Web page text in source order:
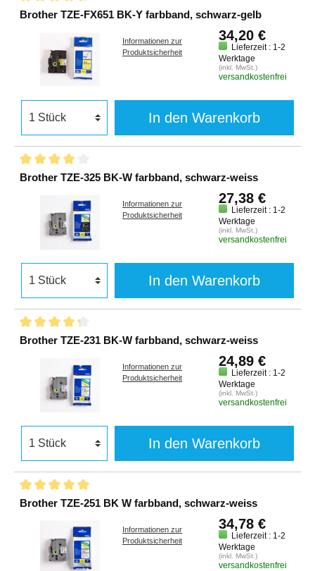
Brother TZE-FX651 BK-Y farbband, schwarz-gelb
Informationen zur
Produktsicherheit
34,20 €
Lieferzeit : 1-2
Werktage
(inkl. MwSt.)
versandkostenfrei
In den Warenkorb
Brother TZE-325 BK-W farbband, schwarz-weiss
Informationen zur
Produktsicherheit
27,38 €
Lieferzeit : 1-2
Werktage
(inkl. MwSt.)
versandkostenfrei
In den Warenkorb
Brother TZE-231 BK-W farbband, schwarz-weiss
Informationen zur
Produktsicherheit
24,89 €
Lieferzeit : 1-2
Werktage
(inkl. MwSt.)
versandkostenfrei
In den Warenkorb
Brother TZE-251 BK W farbband, schwarz-weiss
Informationen zur
Produktsicherheit
34,78 €
Lieferzeit : 1-2
Werktage
(inkl. MwSt.)
versandkostenfrei